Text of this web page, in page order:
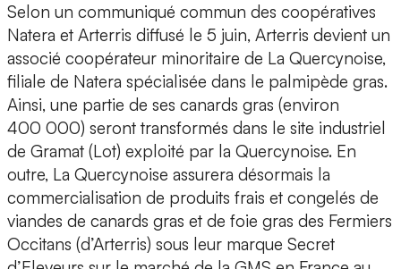
Selon un communiqué commun des coopératives
Natera et Arterris diffusé le 5 juin, Arterris devient un
associé coopérateur minoritaire de La Quercynoise,
filiale de Natera spécialisée dans le palmipède gras.
Ainsi, une partie de ses canards gras (environ
400 000) seront transformés dans le site industriel
de Gramat (Lot) exploité par la Quercynoise. En
outre, La Quercynoise assurera désormais la
commercialisation de produits frais et congelés de
viandes de canards gras et de foie gras des Fermiers
Occitans (d’Arterris) sous leur marque Secret